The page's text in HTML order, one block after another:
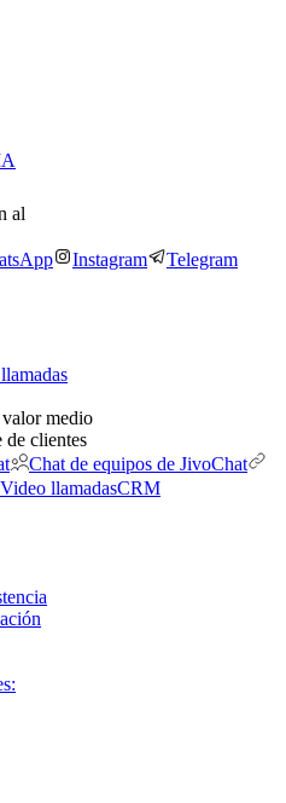
al
Instagram Telegram
medio
de clientes
Chat de equipos de JivoChat
Video llamadasCRM